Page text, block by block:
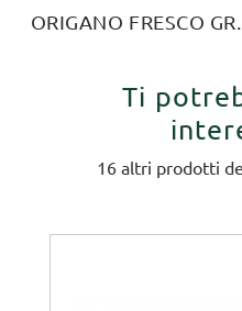
ORIGANO FRESCO
Ti
16 altri prodotti